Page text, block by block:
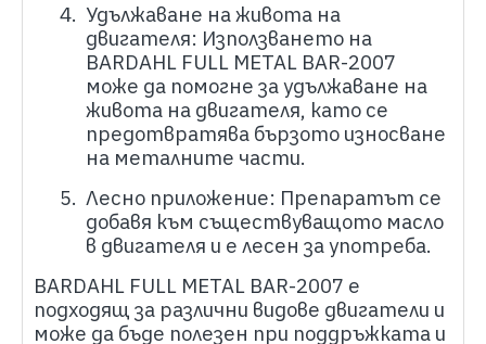
4. Удължаване на живота на
двигателя: Използването на
BARDAHL FULL METAL BAR-2007
може да помогне за удължаване на
живота на двигателя, като се
предотвратява бързото износване
на металните части.
5. Лесно приложение: Препаратът се
добавя към съществуващото масло
в двигателя и е лесен за употреба.
BARDAHL FULL METAL BAR-2007 е
подходящ за различни видове двигатели и
може да бъде полезен при поддръжката и